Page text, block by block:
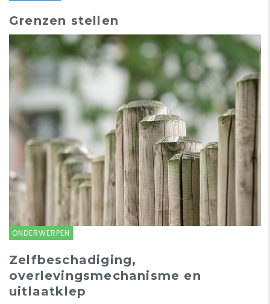
ONDERWERPEN
Grenzen stellen
Zelfbeschadiging,
overlevingsmechanisme en
uitlaatklep